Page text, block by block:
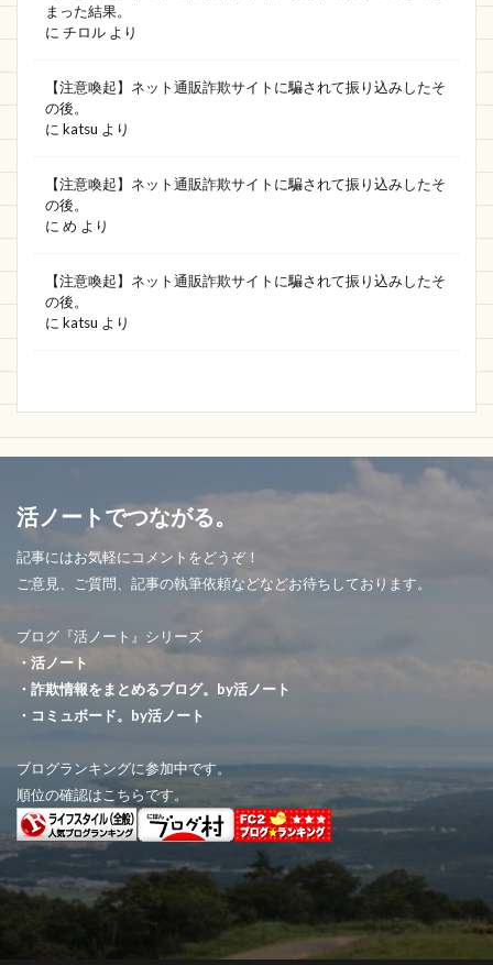
まった結果。
に チロル より
【注意喚起】ネット通販詐欺サイトに騙されて振り込みしたそ
の後。
に katsu より
【注意喚起】ネット通販詐欺サイトに騙されて振り込みしたそ
の後。
に め より
【注意喚起】ネット通販詐欺サイトに騙されて振り込みしたそ
の後。
に katsu より
活ノートでつながる。
記事にはお気軽にコメントをどうぞ！
ご意見、ご質問、記事の執筆依頼などなどお待ちしております。
ブログ『活ノート』シリーズ
・活ノート
・詐欺情報をまとめるブログ。by活ノート
・コミュボード。by活ノート
ブログランキングに参加中です。
順位の確認はこちらです。